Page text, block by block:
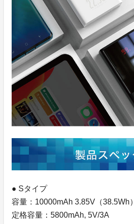
● Sタイプ
容量：10000mAh 3.85V（38.5Wh）
定格容量：5800mAh, 5V/3A